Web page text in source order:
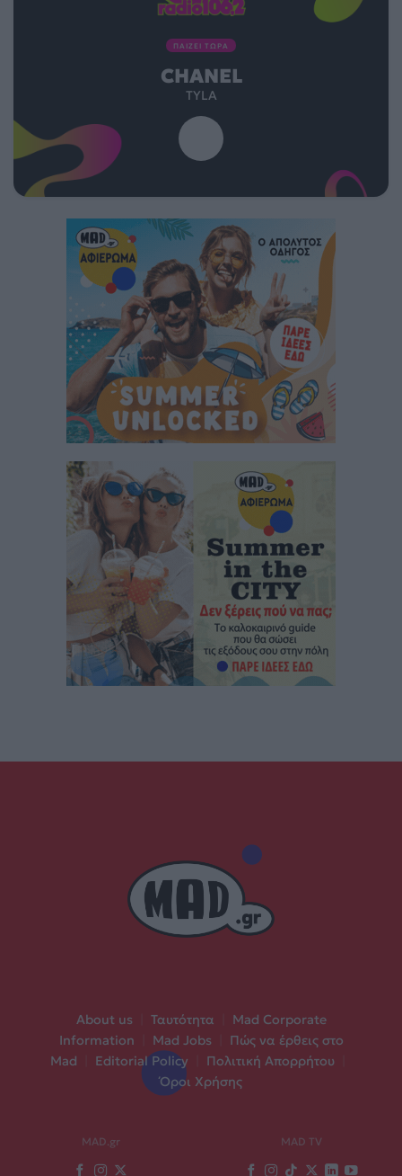
ΠΑΙΖΕΙ ΤΩΡΑ
CHANEL
TYLA
About us Ταυτότητα
Mad Corporate
Information
Mad Jobs
Πώς να έρθεις στο
Mad
Editorial Policy Πολιτική Απορρήτου
Όροι Χρήσης
MAD.gr MAD TV